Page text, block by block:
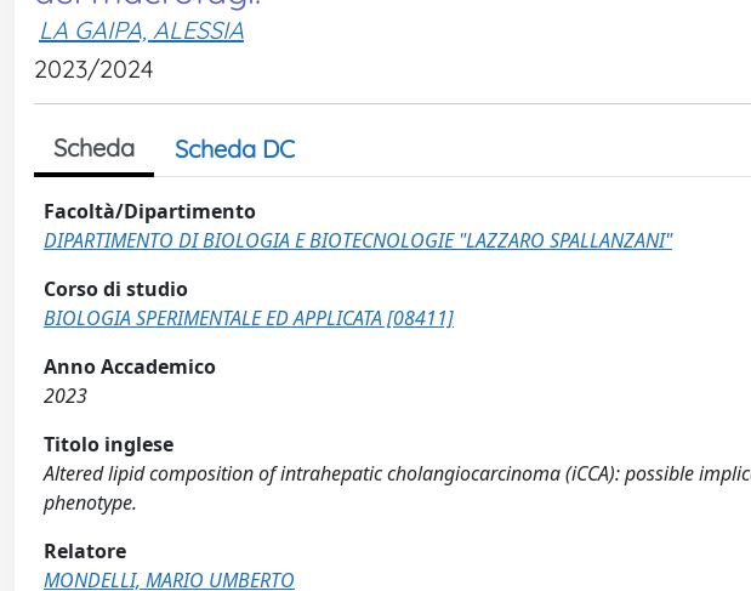
LA GAIPA, ALESSIA
2023/2024
Scheda Scheda DC
Facoltà/Dipartimento
DIPARTIMENTO DI BIOLOGIA E BIOTECNOLOGIE "LAZZARO SPALLANZANI"
Corso di studio
BIOLOGIA SPERIMENTALE ED APPLICATA [08411]
Anno Accademico
2023
Titolo inglese
Altered lipid composition of intrahepatic cholangiocarcinoma (iCCA): possible
phenotype.
Relatore
MONDELLI, MARIO UMBERTO